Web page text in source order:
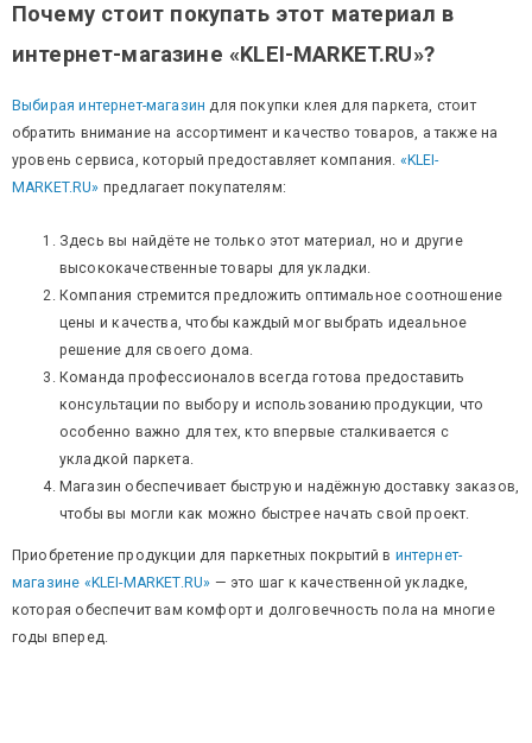
Почему стоит покупать этот материал в
интернет-магазине «KLEI-MARKET.RU»?
Выбирая интернет-магазин для покупки клея для паркета, стоит
обратить внимание на ассортимент и качество товаров, а также на
уровень сервиса, который предоставляет компания. «KLEI-
MARKET.RU» предлагает покупателям:
Здесь вы найдёте не только этот материал, но и другие
высококачественные товары для укладки.
Компания стремится предложить оптимальное соотношение
цены и качества, чтобы каждый мог выбрать идеальное
решение для своего дома.
Команда профессионалов всегда готова предоставить
консультации по выбору и использованию продукции, что
особенно важно для тех, кто впервые сталкивается с
укладкой паркета.
Магазин обеспечивает быструю и надёжную доставку заказов,
чтобы вы могли как можно быстрее начать свой проект.
Приобретение продукции для паркетных покрытий в интернет-
магазине «KLEI-MARKET.RU» — это шаг к качественной укладке,
которая обеспечит вам комфорт и долговечность пола на многие
годы вперед.